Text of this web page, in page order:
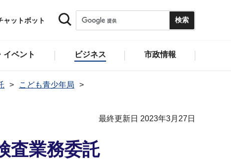
ャットボット
イベント ビジネス 市政情報
こども青少年局
最終更新日 2023年3月27日
査業務委託